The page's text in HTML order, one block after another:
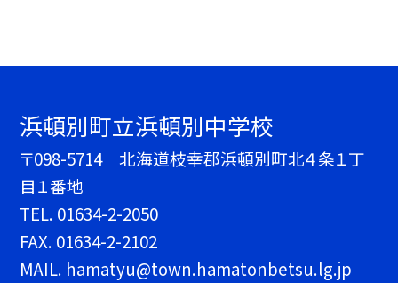
浜頓別町立浜頓別中学校
〒098-5714 北海道枝幸郡浜頓別町北４条１丁
目１番地
TEL. 01634-2-2050
FAX. 01634-2-2102
MAIL. hamatyu@town.hamatonbetsu.lg.jp